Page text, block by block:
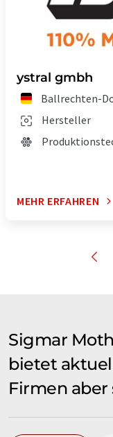
ystral gmbh
Ballrechten-
Hersteller
MEHR ERFAHREN
Sigmar
bietet
Firmen aber